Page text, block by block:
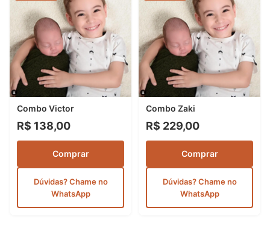
Combo Victor
R$ 138,00
Comprar
Dúvidas? Chame no
WhatsApp
Combo Zaki
R$ 229,00
Comprar
Dúvidas? Chame no
WhatsApp